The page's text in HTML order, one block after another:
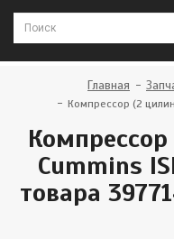
Главная
Компрессор (2
Cummins
товара